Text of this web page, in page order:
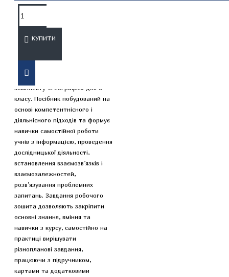
КУПИТИ
ОПИС
складу навчально-методичного
комплекту «Географія» для 6
класу. Посібник побудований на
основі компетентнісного і
діяльнісного підходів та формує
навички самостійної роботи
учнів з інформацією, проведення
дослідницької діяльності,
встановлення взаємозв’язків і
взаємозалежностей,
розв’язування проблемних
запитань. Завдання робочого
зошита дозволяють закріпити
основні знання, вміння та
навички з курсу, самостійно на
практиці вирішувати
різнопланові завдання,
працюючи з підручником,
картами та додатковими